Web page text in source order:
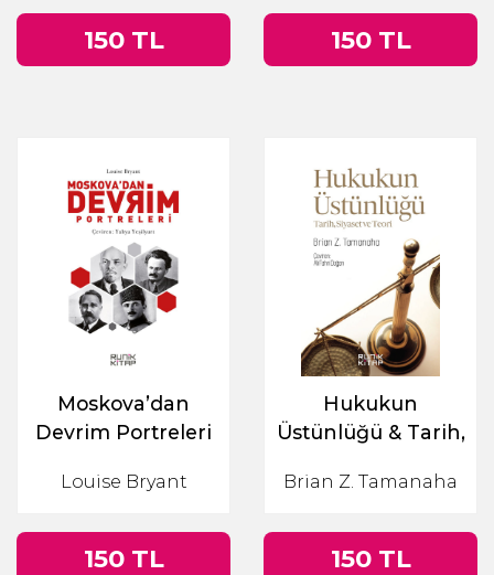
150 TL 150 TL
Moskova’dan
Devrim Portreleri
Louise Bryant
150 TL
Hukukun
Üstünlüğü & Tarih,
Brian Z. Tamanaha
150 TL